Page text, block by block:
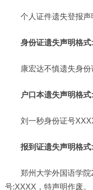
个人证件遗失登报声
身份证遗失声明格式:
康宏达不慎遗失身
户口本遗失声明格式:
刘一秒身份证号
报到证遗失声明格式:
郑州大学外国语学
号:XXXX，特声明作废。